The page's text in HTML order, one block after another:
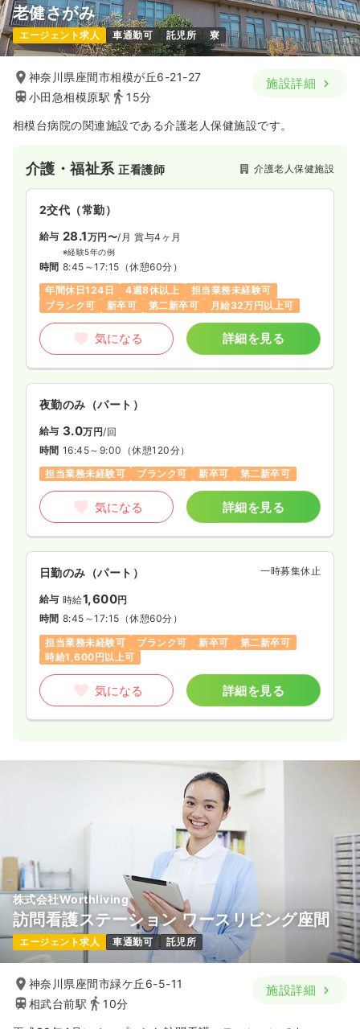
正看護師
日勤のみ（常勤）
給与 30.1万円/月 賞与4.2ヶ月
※経験3年の例
時間 8:30～17:30
日祝休み
年間休日120日
4週8休以上
気になる 詳細を見る
訪問看護
日勤のみ（常勤）
給与 31.4万円/月 賞与4.2ヶ月
※経験2年の例
時間 8:30～17:00（休憩60分）
日祝休み
年間休日121日 4週8休以上
オンコールあり
気になる
老健さがみ
エージェント求人 車通勤可 託児所 寮
神奈川県座間市相模が丘6-21-27
小田急相模原駅
15分
施設詳細
相模台病院の関連施設である介護老人保健施設です。
介護・福祉系正看護師 介護老人保健施設
2交代（常勤）
給与 28.1万円〜/月 賞与4ヶ月
※経験5年の例
時間 8:45～17:15 （休憩60分）
年間休日124日
4週8休以上
担当業務未経験可
ブランク可
新卒可 第二新卒可 月給32万円以上可
気になる 詳細を見る
夜勤のみ（パート）
給与 3.0万円/回
時間 16:45～9:00 （休憩120分）
担当業務未経験可
ブランク可 新卒可 第二新卒可
気になる 詳細を見る
日勤のみ（パート） 一時募集休止
給与 時給1,600円
時間 8:45～17:15 （休憩60分）
担当業務未経験可
ブランク可 新卒可
第二新卒可
時給1,600円以上可
気になる 詳細を見る
株式会社Worthliving
訪問看護ステーション ワースリビング座間
エージェント求人 車通勤可 託児所
神奈川県座間市緑ケ丘6-5-11
相武台前駅
10分
施設詳細